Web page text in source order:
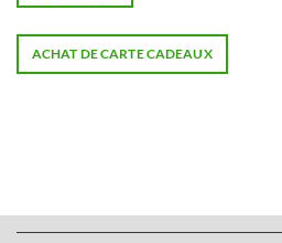
ACHAT DE CARTE CADEAUX